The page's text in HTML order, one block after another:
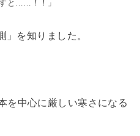
すと……！！」
を知りました。
を中心に厳しい寒さになる